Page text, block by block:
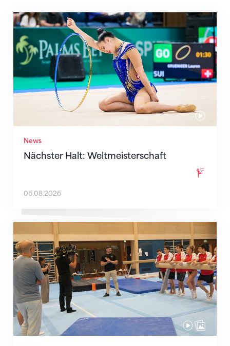
News
Nächster Halt: Weltmeisterschaft
Nächster Halt: Weltmeisterschaft
06.08.2026
Mit klaren Zielen nach Zagreb